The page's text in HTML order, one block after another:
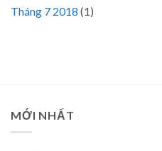
Tháng 7 2018 (1)
MỚI NHẤT